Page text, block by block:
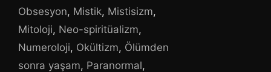
Obsesyon, Mistik, Mistisizm,
Mitoloji, Neo-spiritüalizm,
Numeroloji, Okültizm, Ölümden
sonra yaşam, Paranormal,